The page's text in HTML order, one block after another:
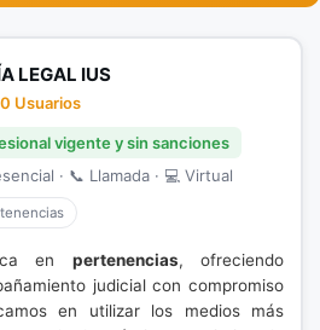
LEGAL IUS
Usuarios
vigente y sin sanciones
· 📞 Llamada · 💻 Virtual
en pertenencias, ofreciendo
judicial con compromiso
en utilizar los medios más